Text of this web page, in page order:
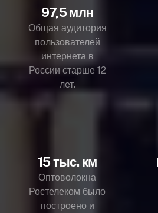
97,5 млн
Общая аудитория
пользователей
интернета в
России старше 12
лет.
15 тыс. км
Оптоволокна
Ростелеком было
построено и